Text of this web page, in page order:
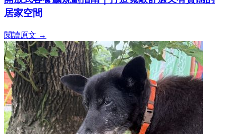
居家空間
閱讀原文 →